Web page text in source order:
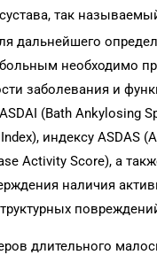
так
дальнейшего
необходимо
заболевания и
(Bath Ankylosing
индексу ASDAS
Activity Score), а
наличия
длительного